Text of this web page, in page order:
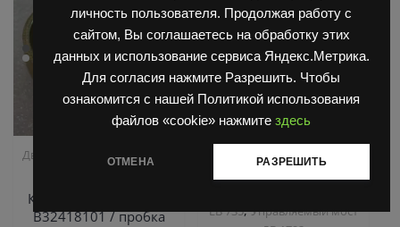
личность пользователя. Продолжая работу с
сайтом, Вы соглашаетесь на обработку этих
данных и использование сервиса Яндекс.Метрика.
Для согласия нажмите Разрешить. Чтобы
ознакомится с нашей Политикой использования
файлов «cookie» нажмите здесь
ОТМЕНА РАЗРЕШИТЬ
Двигатель Д3900,Запчасти
Крышка 32 ЗН-ВК 031
В32418101 / пробка
Запчасти Балканкар
ЕВ 735,Управляемый мост